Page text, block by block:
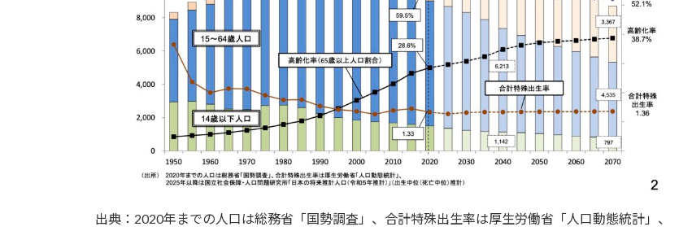
出典：2020年までの人口は総務省「国勢調査」、合計特殊出生率は厚生労働省「人口動態統計」、